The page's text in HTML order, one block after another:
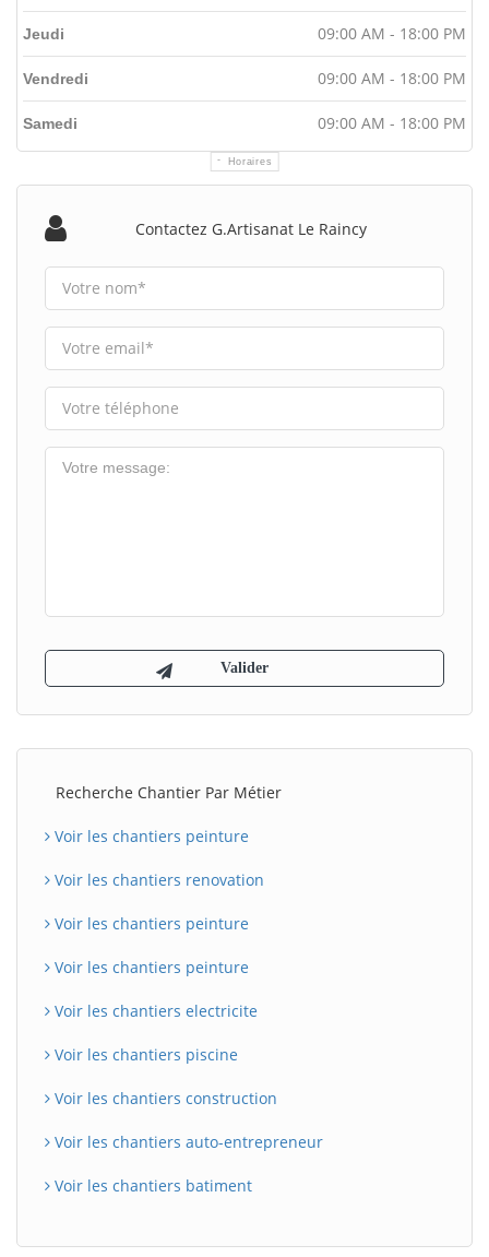
Horaires
Jeudi 09:00 AM - 18:00 PM
Vendredi 09:00 AM - 18:00 PM
Samedi 09:00 AM - 18:00 PM
Contactez G.artisanat Le Raincy
Recherche Chantier Par Métier
Voir les chantiers peinture
Voir les chantiers renovation
Voir les chantiers peinture
Voir les chantiers peinture
Voir les chantiers electricite
Voir les chantiers piscine
Voir les chantiers construction
Voir les chantiers auto-entrepreneur
Voir les chantiers batiment